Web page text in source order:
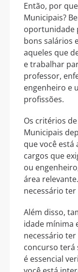
Então, por
Municipais?
oportunidade
bons salários
aqueles que
e trabalhar
professor,
engenheiro e
profissões.
Os critérios
Municipais
que você está
cargos que
ou
área
necessário
Além disso,
idade mínima
necessário
concurso terá
é essencial